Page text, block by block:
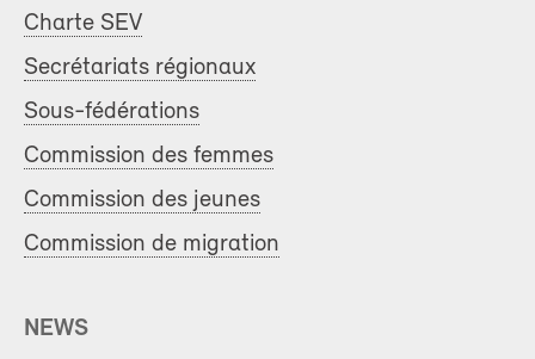
Charte SEV
Secrétariats régionaux
Sous-fédérations
Commission des femmes
Commission des jeunes
Commission de migration
NEWS